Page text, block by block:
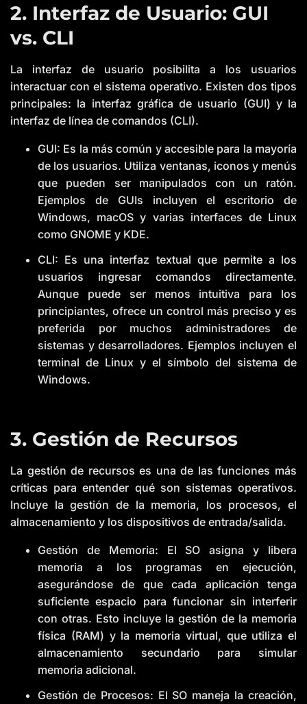
2. Interfaz de Usuario: GUI
vs. CLI
La interfaz de usuario posibilita a los usuarios
interactuar con el sistema operativo. Existen dos tipos
principales: la interfaz gráfica de usuario (GUI) y la
interfaz de línea de comandos (CLI).
GUI: Es la más común y accesible para la mayoría
de los usuarios. Utiliza ventanas, iconos y menús
que pueden ser manipulados con un ratón.
Ejemplos de GUIs incluyen el escritorio de
Windows, macOS y varias interfaces de Linux
como GNOME y KDE.
CLI: Es una interfaz textual que permite a los
usuarios ingresar comandos directamente.
Aunque puede ser menos intuitiva para los
principiantes, ofrece un control más preciso y es
preferida por muchos administradores de
sistemas y desarrolladores. Ejemplos incluyen el
terminal de Linux y el símbolo del sistema de
Windows.
3. Gestión de Recursos
La gestión de recursos es una de las funciones más
críticas para entender qué son sistemas operativos.
Incluye la gestión de la memoria, los procesos, el
almacenamiento y los dispositivos de entrada/salida.
Gestión de Memoria: El SO asigna y libera
memoria a los programas en ejecución,
asegurándose de que cada aplicación tenga
suficiente espacio para funcionar sin interferir
con otras. Esto incluye la gestión de la memoria
física (RAM) y la memoria virtual, que utiliza el
almacenamiento secundario para simular
memoria adicional.
Gestión de Procesos: El SO maneja la creación,